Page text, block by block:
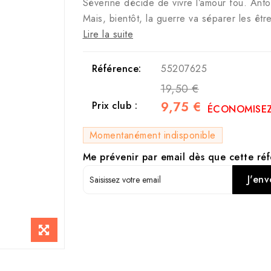
Séverine décide de vivre l’amour fou.
Mais, bientôt, la guerre va séparer les
Lire la suite
Référence: 55207625
19,50 €
Prix club : 9,75 €
Momentanément indisponible
Me prévenir par email dès que cette